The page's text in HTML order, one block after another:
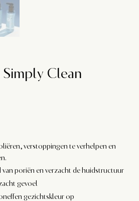
Clean
verstoppingen te verhelpen en
van poriën en verzacht de huidstructuur
gevoel
gezichtskleur op